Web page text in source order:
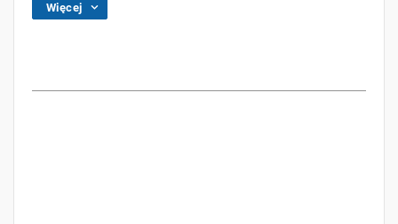
Więcej